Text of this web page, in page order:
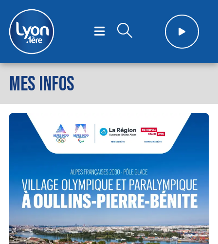
MES INFOS